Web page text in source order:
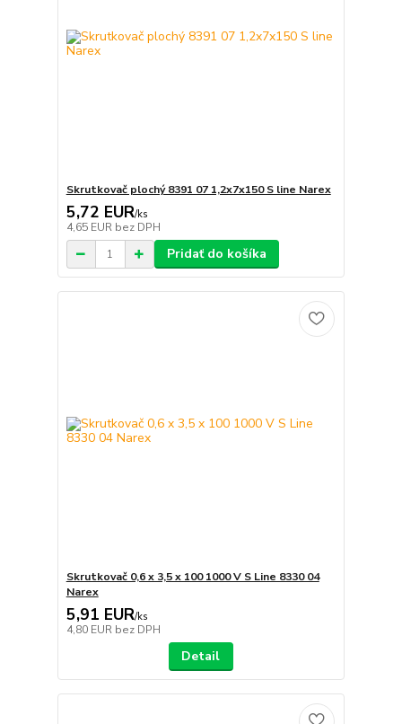
Skrutkovač plochý 8391 07 1,2x7x150 S line Narex
5,72 EUR/ks
4,65 EUR bez DPH
Pridať do košíka
Skrutkovač 0,6 x 3,5 x 100 1000 V S Line 8330 04
Narex
5,91 EUR/ks
4,80 EUR bez DPH
Detail